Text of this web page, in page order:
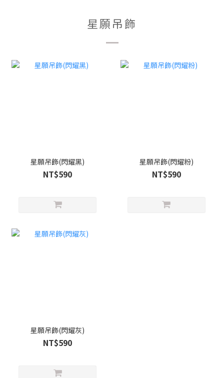
星願吊飾
星願吊飾(閃耀黑)
NT$590
星願吊飾(閃耀粉)
NT$590
星願吊飾(閃耀灰)
NT$590